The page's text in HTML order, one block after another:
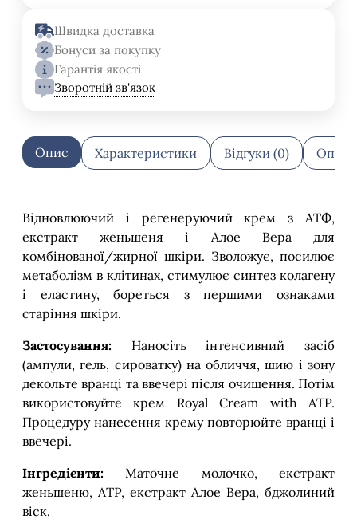
Швидка доставка
Бонуси за покупку
Гарантія якості
Зворотній зв'язок
Опис Характеристики Відгуки (0)
Відновлюючий і регенеруючий крем з АТФ,
екстракт женьшеня і Алое Вера для
комбінованої/жирної шкіри. Зволожує, посилює
метаболізм в клітинах, стимулює синтез колагену
і еластину, бореться з першими ознаками
старіння шкіри.
Застосування: Наносіть інтенсивний засіб
(ампули, гель, сироватку) на обличчя, шию і зону
декольте вранці та ввечері після очищення. Потім
використовуйте крем Royal Cream with ATP.
Процедуру нанесення крему повторюйте вранці і
ввечері.
Інгредієнти: Маточне молочко, екстракт
женьшеню, ATP, екстракт Алое Вера, бджолиний
віск.